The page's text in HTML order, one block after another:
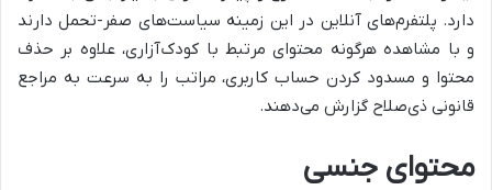
دارد. پلتفرم‌های آنلاین در این زمینه سیاست‌های صفر-تحمل دارند
و با مشاهده هرگونه محتوای مرتبط با کودک‌آزاری، علاوه بر حذف
محتوا و مسدود کردن حساب کاربری، مراتب را به سرعت به مراجع
قانونی ذی‌صلاح گزارش می‌دهند.
محتوای جنسی